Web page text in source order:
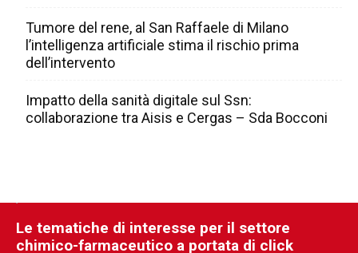
Tumore del rene, al San Raffaele di Milano
l’intelligenza artificiale stima il rischio prima
dell’intervento
Impatto della sanità digitale sul Ssn:
collaborazione tra Aisis e Cergas – Sda Bocconi
Le tematiche di interesse per il settore
chimico-farmaceutico a portata di click